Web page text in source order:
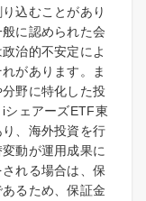
込むことがあり
に認められた会
治的不安定によ
があります。ま
野に特化した投
シェアーズETF東
、海外投資を行
動が運用成果に
れる場合は、保
るため、保証金